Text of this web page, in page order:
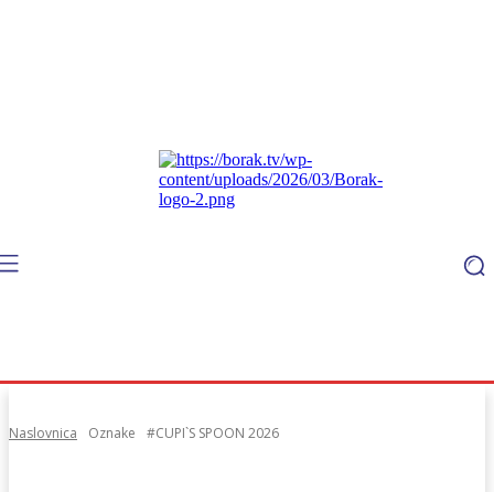
Naslovnica Oznake #CUPI`S SPOON 2026